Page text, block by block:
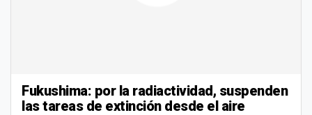
Fukushima: por la radiactividad, suspenden
las tareas de extinción desde el aire